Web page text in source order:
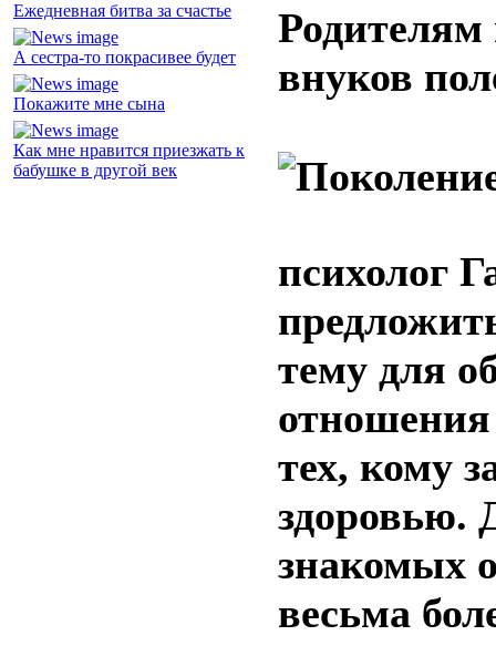
Ежедневная битва за счастье
А сестра-то покрасивее будет
Покажите мне сына
Как мне нравится приезжать к
бабушке в другой век
Родителям
внуков
психолог
тему для
тех, кому
здоровью.
знакомых
весьма